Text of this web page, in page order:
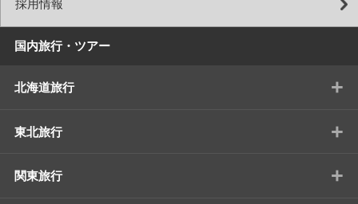
採用情報
国内旅行・ツアー
北海道旅行 +
東北旅行 +
関東旅行 +